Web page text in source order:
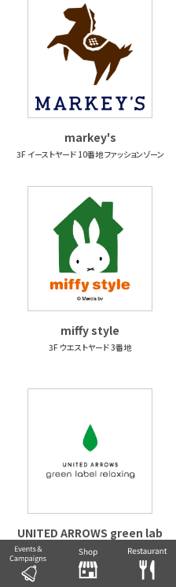
markey's
3F イーストヤード 10番地 ファッションゾーン
miffy style
3F ウエストヤード 3番地
UNITED ARROWS green lab
el relaxing
3F イーストヤード 9番地 ファッションゾーン